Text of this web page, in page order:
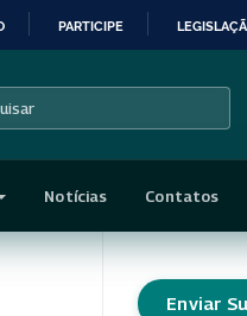
PARTICIPE
Notícias Contatos
Enviar